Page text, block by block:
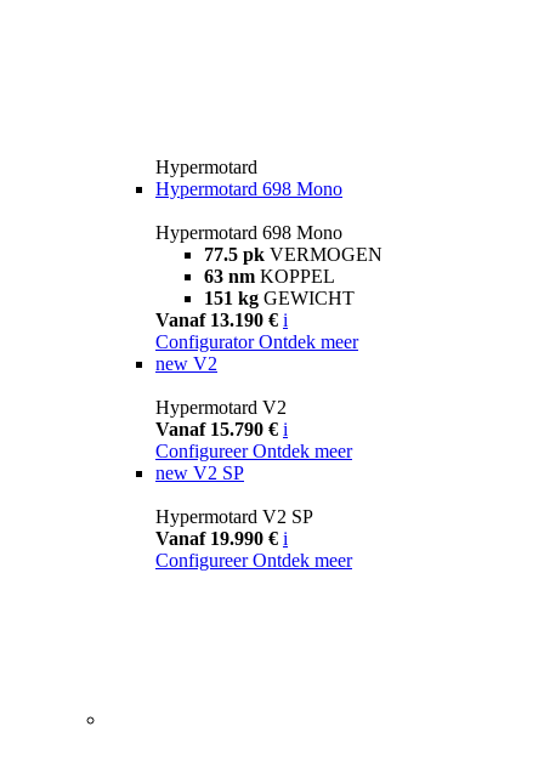
Hypermotard
Hypermotard 698 Mono
Hypermotard 698 Mono
77.5 pk VERMOGEN
63 nm KOPPEL
151 kg GEWICHT
Vanaf 13.190 € i
Configurator Ontdek meer
new V2
Hypermotard V2
Vanaf 15.790 € i
Configureer Ontdek meer
new V2 SP
Hypermotard V2 SP
Vanaf 19.990 € i
Configureer Ontdek meer